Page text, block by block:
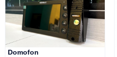
Domofon